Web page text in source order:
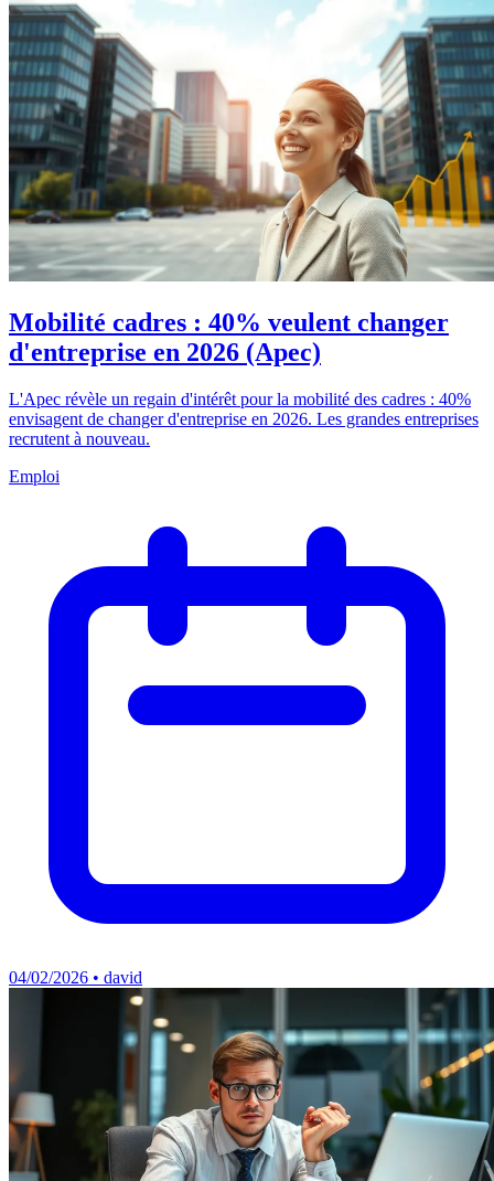
Mobilité cadres : 40% veulent changer
d'entreprise en 2026 (Apec)
L'Apec révèle un regain d'intérêt pour la mobilité des cadres : 40%
envisagent de changer d'entreprise en 2026. Les grandes entreprises
recrutent à nouveau.
Emploi
04/02/2026 • david